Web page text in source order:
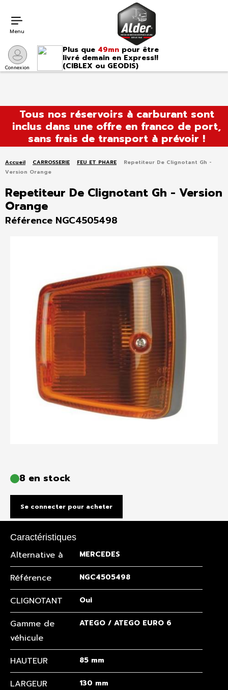
contenu
Tous nos réservoirs à carburant sont
inclus dans une offre en franco de port,
sans frais de transport à prévoir !
Connexion
Plus que 49mn pour être
livré demain en Express!!
(CIBLEX ou GEODIS)
Menu
Accueil CARROSSERIE FEU ET PHARE
Repetiteur De Clignotant Gh -
Version Orange
Repetiteur De Clignotant Gh - Version
Orange
Référence NGC4505498
8 en stock
Se connecter pour acheter
Caractéristiques
Alternative à MERCEDES
Référence NGC4505498
CLIGNOTANT Oui
Gamme de
véhicule
ATEGO / ATEGO EURO 6
HAUTEUR 85 mm
LARGEUR 130 mm